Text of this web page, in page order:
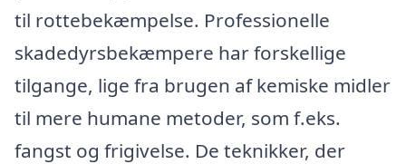
til rottebekæmpelse. Professionelle
skadedyrsbekæmpere har forskellige
tilgange, lige fra brugen af kemiske midler
til mere humane metoder, som f.eks.
fangst og frigivelse. De teknikker, der